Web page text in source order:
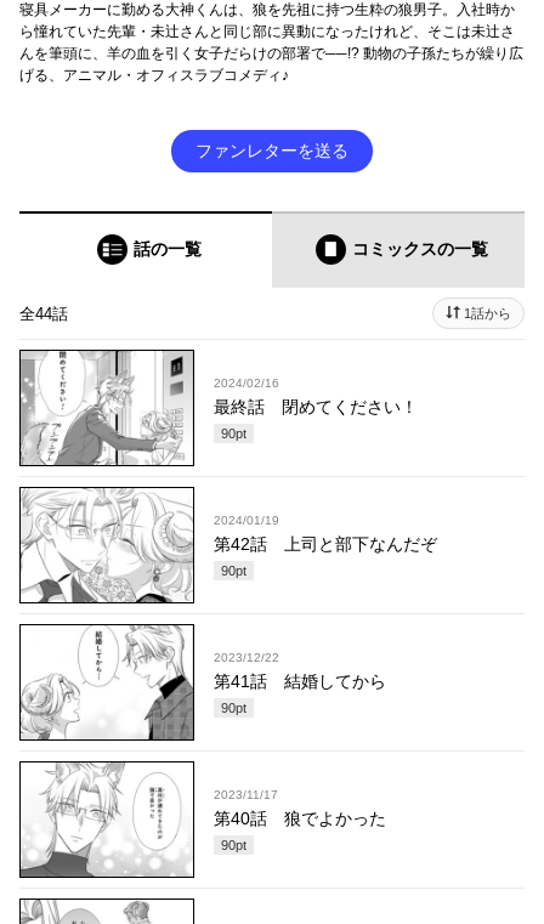
寝具メーカーに勤める大神くんは、狼を先祖に持つ生粋の狼男子。入社時か
ら憧れていた先輩・未辻さんと同じ部に異動になったけれど、そこは未辻さ
んを筆頭に、羊の血を引く女子だらけの部署で──!? 動物の子孫たちが繰り広
げる、アニマル・オフィスラブコメディ♪
ファンレターを送る
話の一覧 コミックスの一覧
全44話 1話から
2024/02/16
最終話 閉めてください！
90pt
2024/01/19
第42話 上司と部下なんだぞ
90pt
2023/12/22
第41話 結婚してから
90pt
2023/11/17
第40話 狼でよかった
90pt